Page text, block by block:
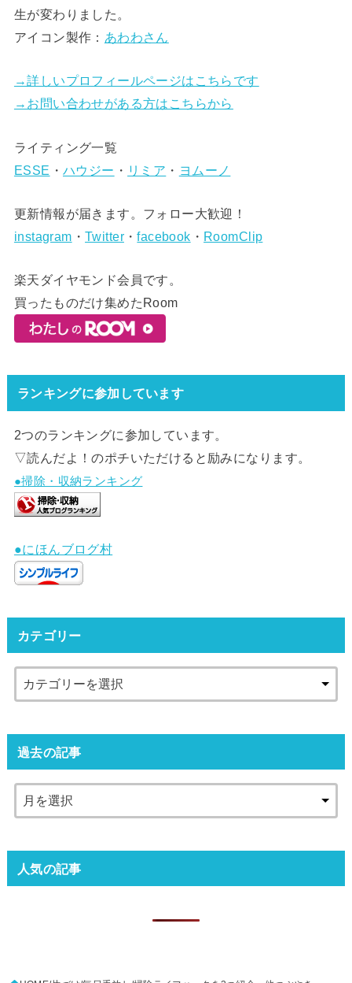
生が変わりました。
アイコン製作： あわわさん
→詳しいプロフィールページはこちらです
→お問い合わせがある方はこちらから
ライティング一覧
ESSE ・ ハウジー ・ リミア ・ ヨムーノ
更新情報が届きます。フォロー大歓迎！
instagram ・Twitter・facebook ・ RoomClip
楽天ダイヤモンド会員です。
買ったものだけ集めたRoom
ランキングに参加しています
2つのランキングに参加しています。
▽読んだよ！のポチいただけると励みになります。
●掃除・収納ランキング
●にほんブログ村
カテゴリー
過去の記事
人気の記事